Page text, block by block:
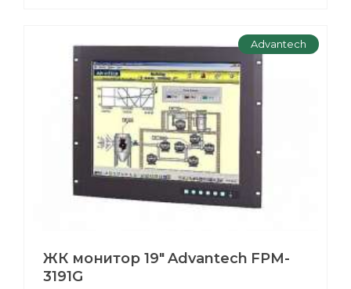
Advantech
ЖК монитор 19" Advantech FPM-
3191G